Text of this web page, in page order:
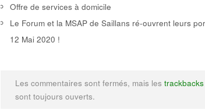
Offre de services à domicile
Le Forum et la MSAP de Saillans ré-ouvrent leurs
12 Mai 2020 !
Les commentaires sont fermés, mais les trackbacks
sont toujours ouverts.